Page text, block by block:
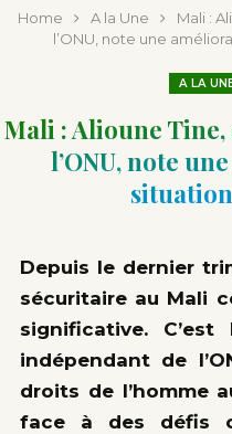
Home A la Une
Mali :
l’ONU, note une
A LA
Mali : Alioune
l’ONU, note
Depuis le dernier
sécuritaire au Mali
significative.
indépendant de
droits de l’homme
face à des défis